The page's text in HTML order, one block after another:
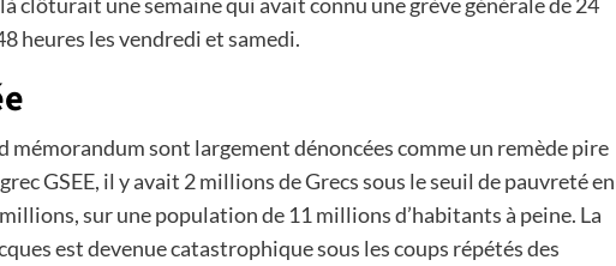
heures les vendredi et samedi.
mémorandum sont largement dénoncées comme un remède pire
GSEE, il y avait 2 millions de Grecs sous le seuil de pauvreté en
sur une population de 11 millions d’habitants à peine. La
est devenue catastrophique sous les coups répétés des